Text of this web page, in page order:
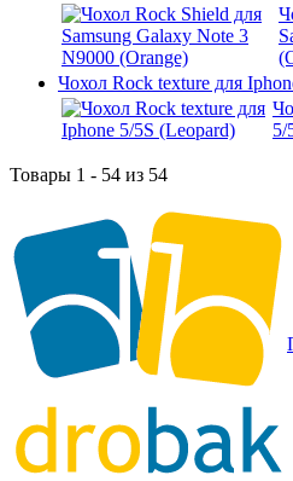
Чохол Rock texture для
5/
Товары 1 - 54 из 54